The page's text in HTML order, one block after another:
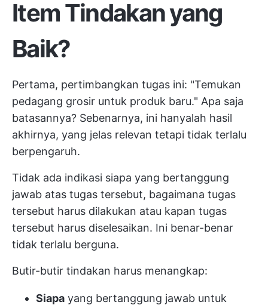
Item Tindakan yang
Baik?
Pertama, pertimbangkan tugas ini: "Temukan
pedagang grosir untuk produk baru." Apa saja
batasannya? Sebenarnya, ini hanyalah hasil
akhirnya, yang jelas relevan tetapi tidak terlalu
berpengaruh.
Tidak ada indikasi siapa yang bertanggung
jawab atas tugas tersebut, bagaimana tugas
tersebut harus dilakukan atau kapan tugas
tersebut harus diselesaikan. Ini benar-benar
tidak terlalu berguna.
Butir-butir tindakan harus menangkap:
Siapa yang bertanggung jawab untuk